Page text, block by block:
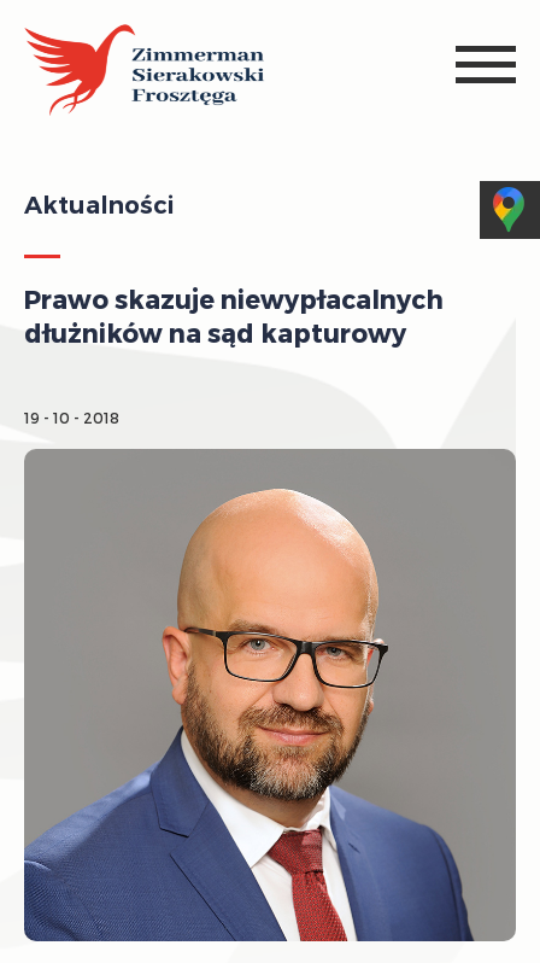
Aktualności
Prawo skazuje niewypłacalnych
dłużników na sąd kapturowy
19 - 10 - 2018